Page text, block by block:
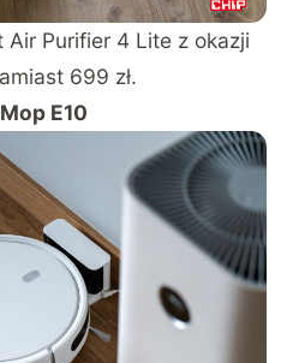
Purifier 4 Lite z okazji
699 zł.
E10